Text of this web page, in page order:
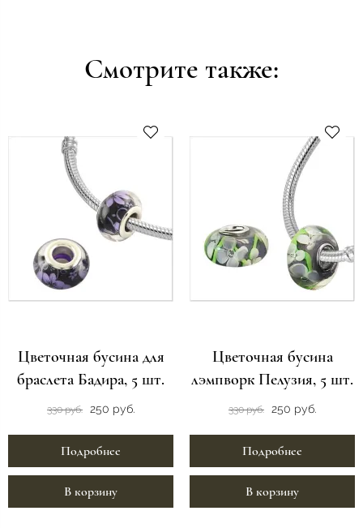
Смотрите также:
Цветочная бусина для
браслета Бадира, 5 шт.
330 руб. 250 руб.
Подробнее
В корзину
Цветочная бусина
лэмпворк Пелузия, 5 шт.
330 руб. 250 руб.
Подробнее
В корзину